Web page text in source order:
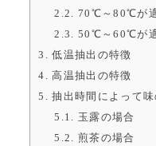
2.2. 70℃～80℃が
2.3. 50℃～60℃が
3. 低温抽出の特徴
4. 高温抽出の特徴
5. 抽出時間によって味
5.1. 玉露の場合
5.2. 煎茶の場合